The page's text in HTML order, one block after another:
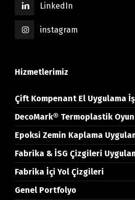
LinkedIn
instagram
Hizmetlerimiz
Çift Kompenant El Uygulama
DecoMark® Termoplastik
Epoksi Zemin Kaplama
Fabrika & İSG Çizgileri
Fabrika İçi Yol Çizgileri
Genel Portfolyo